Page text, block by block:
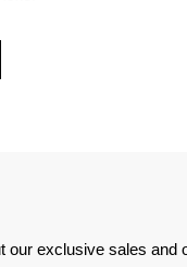
our exclusive sales and